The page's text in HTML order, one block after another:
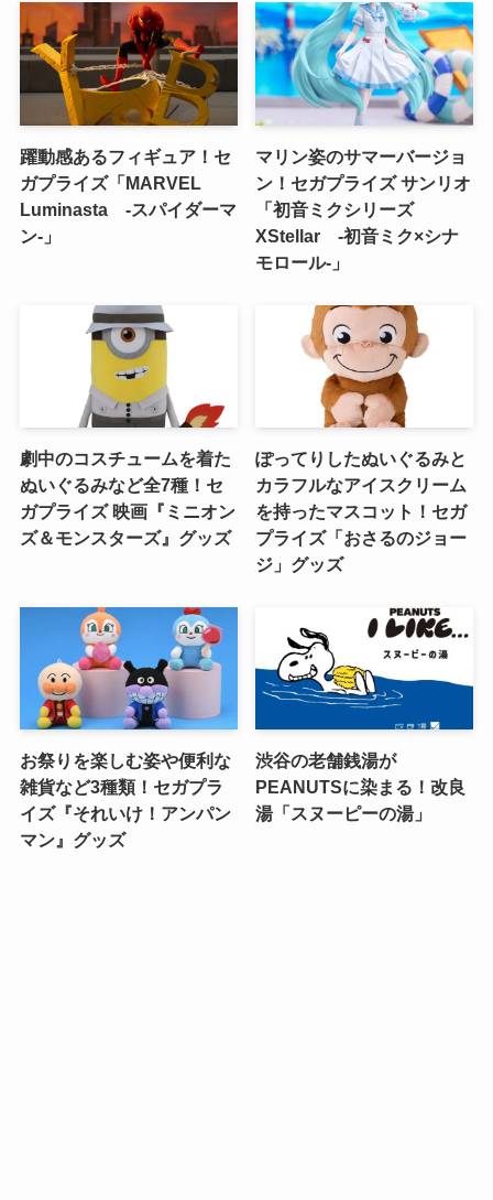
躍動感あるフィギュア！セ
ガプライズ「MARVEL
Luminasta ‐スパイダーマ
ン‐」
マリン姿のサマーバージョ
ン！セガプライズ サンリオ
「初音ミクシリーズ
XStellar ‐初音ミク×シナ
モロール‐」
劇中のコスチュームを着た
ぬいぐるみなど全7種！セ
ガプライズ 映画『ミニオン
ズ＆モンスターズ』グッズ
ぽってりしたぬいぐるみと
カラフルなアイスクリーム
を持ったマスコット！セガ
プライズ「おさるのジョー
ジ」グッズ
お祭りを楽しむ姿や便利な
雑貨など3種類！セガプラ
イズ『それいけ！アンパン
マン』グッズ
渋谷の老舗銭湯が
PEANUTSに染まる！改良
湯「スヌーピーの湯」